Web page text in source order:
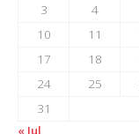
3
4
10
11
17
18
24
25
31
« Jul